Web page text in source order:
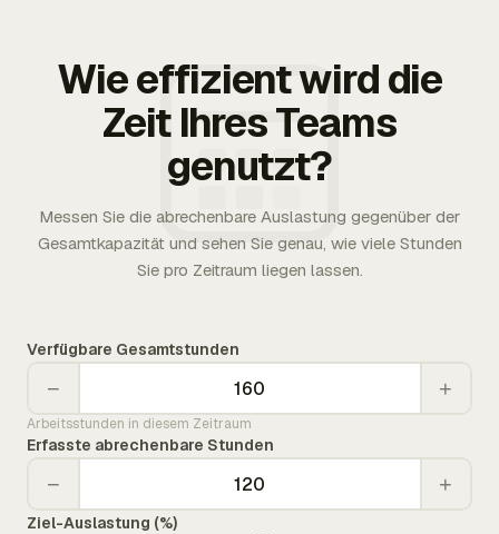
Wie effizient wird die
Zeit Ihres Teams
genutzt?
Messen Sie die abrechenbare Auslastung gegenüber der
Gesamtkapazität und sehen Sie genau, wie viele Stunden
Sie pro Zeitraum liegen lassen.
Verfügbare Gesamtstunden
− +
Arbeitsstunden in diesem Zeitraum
Erfasste abrechenbare Stunden
− +
Ziel-Auslastung (%)